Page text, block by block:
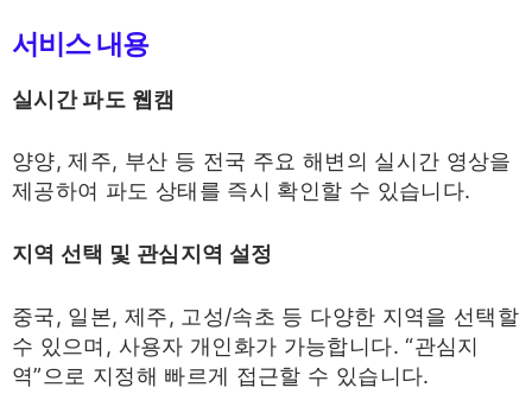
서비스 내용
실시간 파도 웹캠
양양, 제주, 부산 등 전국 주요 해변의 실시간 영상을
제공하여 파도 상태를 즉시 확인할 수 있습니다.
지역 선택 및 관심지역 설정
중국, 일본, 제주, 고성/속초 등 다양한 지역을 선택할
수 있으며, 사용자 개인화가 가능합니다. “관심지
역”으로 지정해 빠르게 접근할 수 있습니다.